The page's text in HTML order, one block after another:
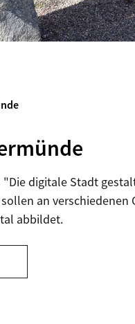
digitale Stadt
an
abbildet.